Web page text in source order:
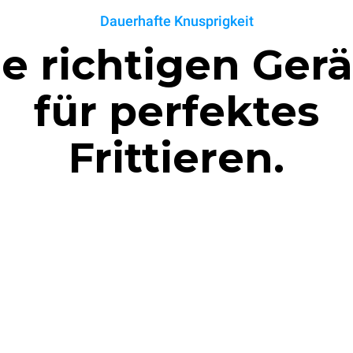
Dauerhafte Knusprigkeit
richtigen
für perfektes
Frittieren.